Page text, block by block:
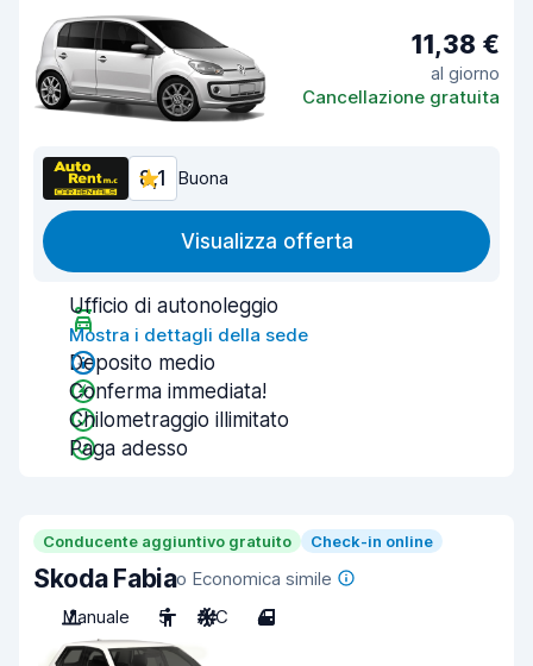
11,38 €
al giorno
Cancellazione gratuita
8,1 Buona
Visualizza offerta
Ufficio di autonoleggio
Mostra i dettagli della sede
Deposito medio
Conferma immediata!
Chilometraggio illimitato
Paga adesso
Conducente aggiuntivo gratuito Check-in online
Skoda Fabiao Economica simile
Manuale
5 A/C 4